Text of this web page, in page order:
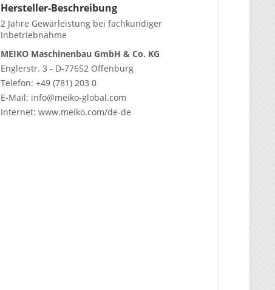
Hersteller-Beschreibung
2 Jahre Gewärleistung bei fachkundiger
Inbetriebnahme
MEIKOMaschinenbau GmbH & Co. KG
Englerstr. 3 - D-77652 Offenburg
Telefon: +49 (781) 203 0
E-Mail: info@meiko-global.com
Internet: www.meiko.com/de-de